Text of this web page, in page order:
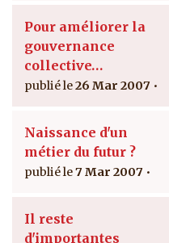
Pour améliorer la
gouvernance
collective…
26 Mar 2007
Naissance d'un
métier du futur ?
7 Mar 2007
Il reste
d'importantes